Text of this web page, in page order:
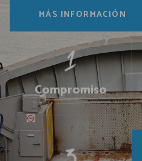
MÁS INFORMACIÓN
Compromiso